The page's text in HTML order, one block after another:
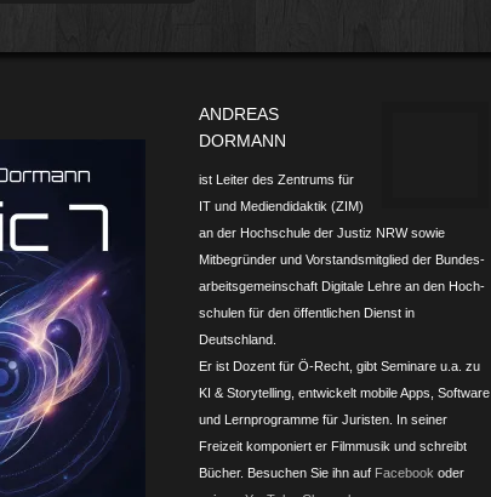
ANDREAS
DORMANN
ist Leiter des Zentrums für
IT und Medien­didaktik (ZIM)
an der Hochschule der Justiz NRW sowie
Mitbegründer und Vorstands­mitglied der Bundes­­
arbeits­gemeinschaft Digitale Lehre an den Hoch­­
schulen für den öffentlichen Dienst in
Deutschland.
Er ist Dozent für Ö-Recht, gibt Seminare u.a. zu
KI & Storytelling, entwickelt mobile Apps, Software
und Lern­programme für Juristen. In seiner
Freizeit komponiert er Filmmusik und schreibt
Bücher. Besuchen Sie ihn auf Facebook oder